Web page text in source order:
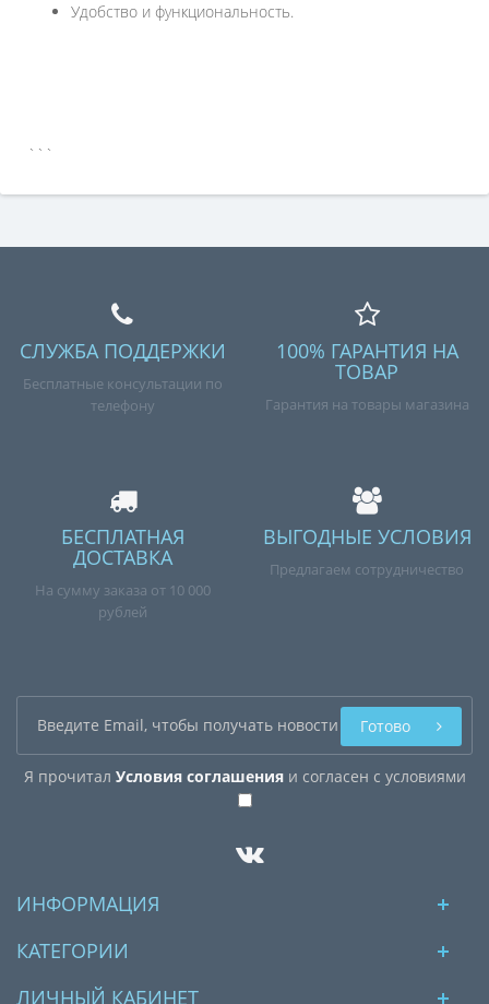
Удобство и функциональность.
```
СЛУЖБА ПОДДЕРЖКИ
Бесплатные консультации по
телефону
100% ГАРАНТИЯ НА
ТОВАР
Гарантия на товары магазина
БЕСПЛАТНАЯ
ДОСТАВКА
На сумму заказа от 10 000
рублей
ВЫГОДНЫЕ УСЛОВИЯ
Предлагаем сотрудничество
Я прочитал Условия соглашенияи согласен с условиями
Готово
ИНФОРМАЦИЯ
КАТЕГОРИИ
ЛИЧНЫЙ КАБИНЕТ